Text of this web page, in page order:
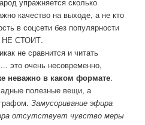
упражняется сколько
качество на выходе, а не кто
в соцсети без популярности
НЕ СТОИТ.
не сравнится и читать
это очень несовременно,
неважно в каком формате.
полезные вещи, а
Замусоривание эфира
отсутствует чувство меры